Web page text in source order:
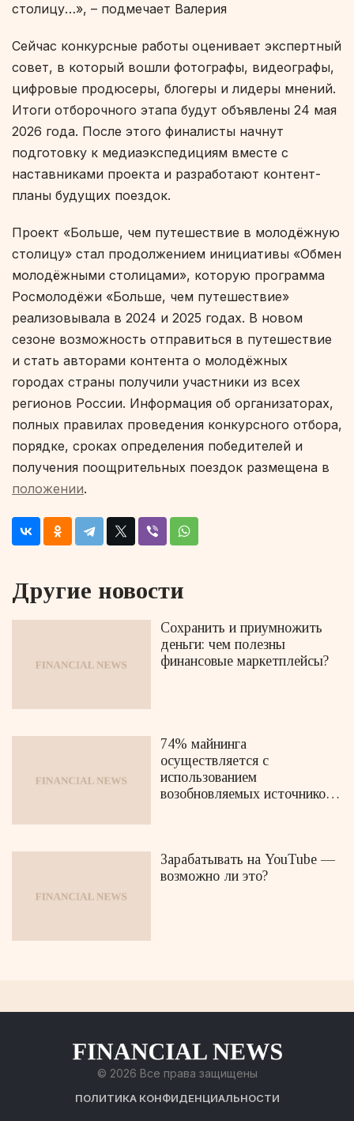
столицу…», – подмечает Валерия
Сейчас конкурсные работы оценивает экспертный
совет, в который вошли фотографы, видеографы,
цифровые продюсеры, блогеры и лидеры мнений.
Итоги отборочного этапа будут объявлены 24 мая
2026 года. После этого финалисты начнут
подготовку к медиаэкспедициям вместе с
наставниками проекта и разработают контент-
планы будущих поездок.
Проект «Больше, чем путешествие в молодёжную
столицу» стал продолжением инициативы «Обмен
молодёжными столицами», которую программа
Росмолодёжи «Больше, чем путешествие»
реализовывала в 2024 и 2025 годах. В новом
сезоне возможность отправиться в путешествие
и стать авторами контента о молодёжных
городах страны получили участники из всех
регионов России. Информация об организаторах,
полных правилах проведения конкурсного отбора,
порядке, сроках определения победителей и
получения поощрительных поездок размещена в
положении.
Другие новости
Сохранить и приумножить
деньги: чем полезны
финансовые маркетплейсы?
74% майнинга
осуществляется с
использованием
возобновляемых источников
Зарабатывать на YouTube —
возможно ли это?
© 2026 Все права защищены
ПОЛИТИКА КОНФИДЕНЦИАЛЬНОСТИ